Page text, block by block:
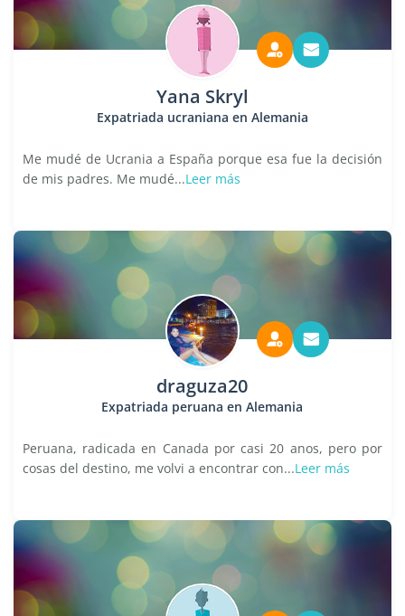
Yana Skryl
Expatriada ucraniana en Alemania
Me mudé de Ucrania a España porque esa fue la decisión
de mis padres. Me mudé...Leer más
draguza20
Expatriada peruana en Alemania
Peruana, radicada en Canada por casi 20 anos, pero por
cosas del destino, me volvi a encontrar con...Leer más